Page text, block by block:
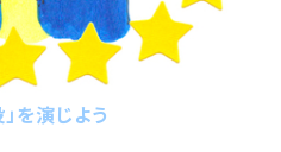
シッププログラム
機能と特典を無料で楽し
を演じよう